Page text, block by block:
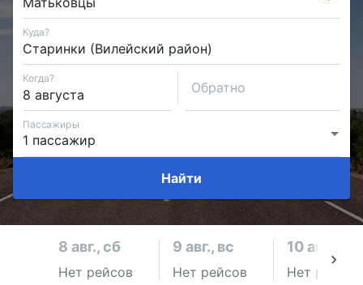
Куда?
Когда?
Обратно
Пассажиры
Найти
8 авг., сб
Нет рейсов
9 авг., вс
Нет рейсов
10 авг., пн
Нет рейсов